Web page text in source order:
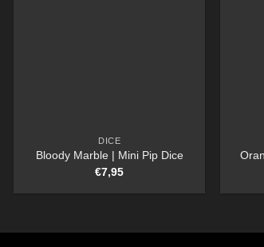
DICE
Bloody Marble | Mini Pip Dice
€7,95